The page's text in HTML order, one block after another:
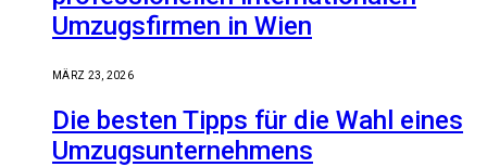
Umzugsfirmen in Wien
MÄRZ 23, 2026
Die besten Tipps für die Wahl eines
Umzugsunternehmens